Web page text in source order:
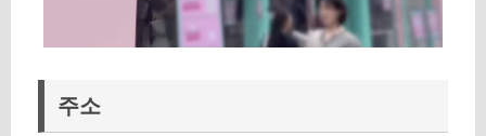
주소